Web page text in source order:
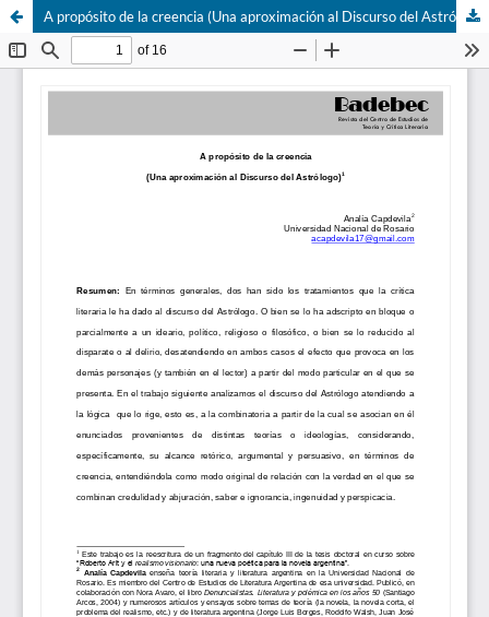
A propósito de la creencia (Una aproximación al Discurso del Astrólogo)